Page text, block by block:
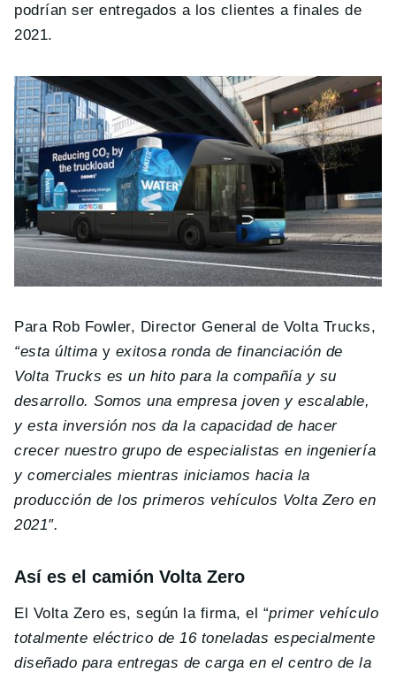
podrían ser entregados a los clientes a finales de
2021.
Para Rob Fowler, Director General de Volta Trucks,
“estaúltima y exitosa ronda de financiación de
Volta Trucks es un hito para la compañía y su
desarrollo. Somos una empresa joven y escalable,
y esta inversión nos da la capacidad de hacer
crecer nuestro grupo de especialistas en ingeniería
y comerciales mientras iniciamos hacia la
producción de los primeros vehículos Volta Zero en
2021″.
Así es el camión Volta Zero
El Volta Zero es, según la firma, el “primer vehículo
totalmente eléctrico de 16 toneladas especialmente
diseñado para entregas de carga en el centro de la